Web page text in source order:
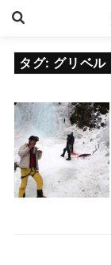
タグ: グリベル